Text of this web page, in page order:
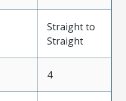
Straight to
Straight
4